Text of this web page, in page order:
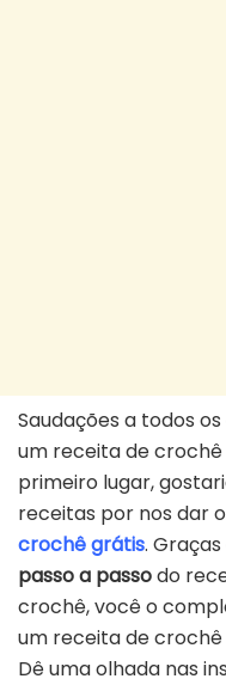
Saudações a todos
um receita de crochê
primeiro lugar,
receitas por nos dar
crochê grátis.
passo a passodo
crochê, você o
um receita de
Dê uma olhada nas